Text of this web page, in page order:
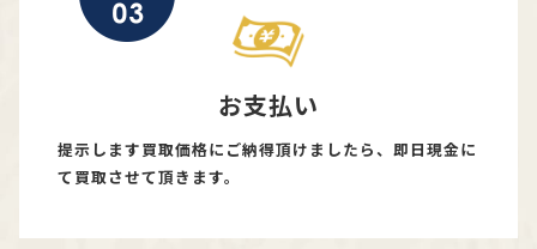
お支払い
提示します買取価格にご納得頂けましたら、即日現金に
て買取させて頂きます。